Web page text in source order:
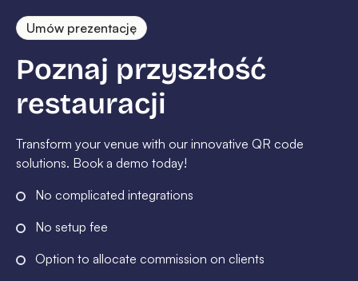
Umów prezentację
Poznaj przyszłość
restauracji
Transform your venue with our innovative QR code
solutions. Book a demo today!
No complicated integrations
No setup fee
Option to allocate commission on clients